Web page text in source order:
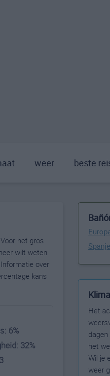
weer beste
het gros
wilt weten
over
kans
6%
32%
Spanje
Het
het
Wil je
weer